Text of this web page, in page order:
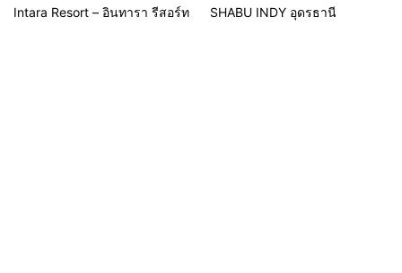
Intara Resort – อินทารา รีสอร์ท SHABU INDY อุดรธานี